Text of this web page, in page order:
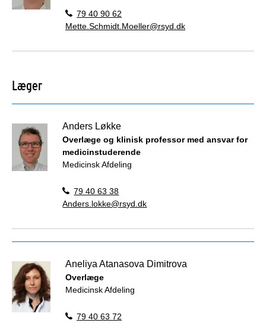
79 40 90 62
Mette.Schmidt.Moeller@rsyd.dk
Læger
Anders Løkke
Overlæge og klinisk professor med ansvar for
medicinstuderende
Medicinsk Afdeling
79 40 63 38
Anders.lokke@rsyd.dk
Aneliya Atanasova Dimitrova
Overlæge
Medicinsk Afdeling
79 40 63 72